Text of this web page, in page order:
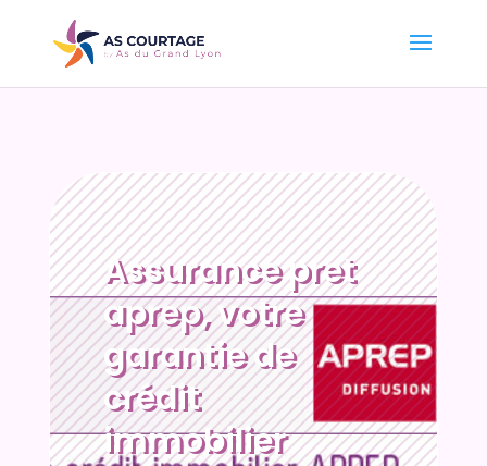
Assurance pret
aprep, votre
garantie de
crédit
immobilier